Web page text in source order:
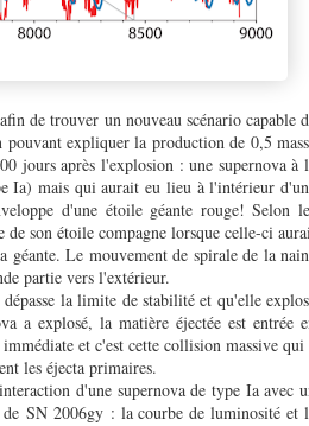
de trouver un nouveau scénario capable
expliquer la production de 0,5
jours après l'explosion : une supernova à
Ia) mais qui aurait eu lieu à l'intérieur
d'une étoile géante rouge! Selon
son étoile compagne lorsque celle-ci
Le mouvement de spirale de la
partie vers l'extérieur.
la limite de stabilité et qu'elle
a explosé, la matière éjectée est entrée
et c'est cette collision massive qui
les éjecta primaires.
d'une supernova de type Ia avec
SN 2006gy : la courbe de luminosité et